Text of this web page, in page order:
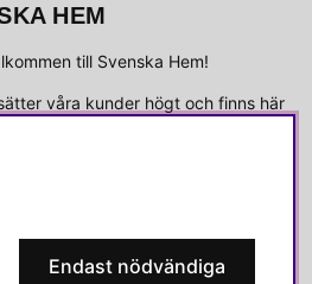
HEM
till Svenska Hem!
våra kunder högt och finns här
Endast nödvändiga